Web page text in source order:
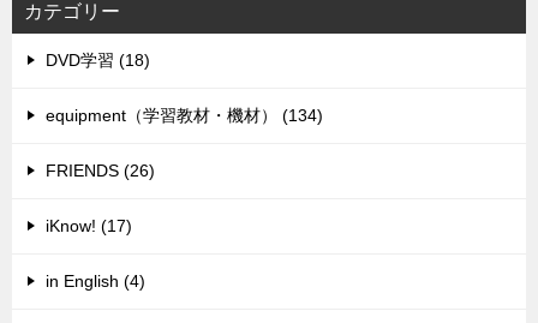
カテゴリー
DVD学習 (18)
equipment（学習教材・機材） (134)
FRIENDS (26)
iKnow! (17)
in English (4)